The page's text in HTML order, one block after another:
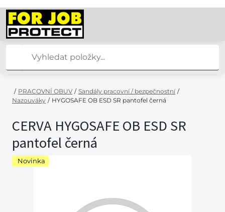
/ PRACOVNÍ OBUV / Sandály pracovní / bezpečnostní /
Nazouváky / HYGOSAFE OB ESD SR pantofel černá
CERVA HYGOSAFE OB ESD SR
pantofel černá
Novinka